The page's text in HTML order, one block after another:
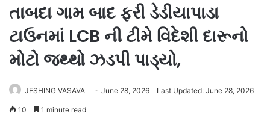
તાબદા ગામ બાદ ફરી ડેડીયાપાડા
ટાઉનમાં LCB ની ટીમે વિદેશી દારૂનો
મોટો જથ્થો ઝડપી પાડ્યો,
JESHING VASAVA June 28, 2026 Last Updated: June 28, 2026
10 1 minute read